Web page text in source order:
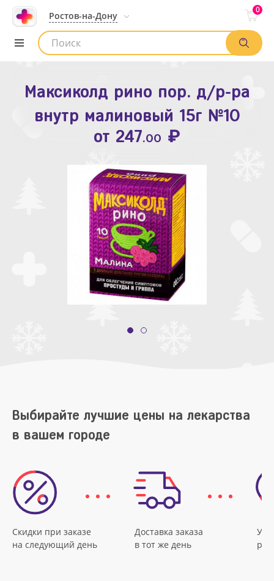
Ростов-на-Дону
0
Список аптек
Максиколд рино пор. д/р-ра
внутр малиновый 15г №10
от 247.00 ₽
Зодак таб. п.п.о. 10мг №10
от109.80 ₽
Выбирайте лучшие цены на лекарства
в вашем городе
Скидки при заказе
на следующий день
Доставка заказа
в тот же день